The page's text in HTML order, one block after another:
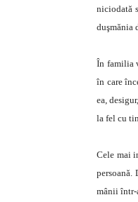
niciodată
duşmănia
În familia
în care
ea,
la fel cu
Cele mai
persoană.
mânii într-